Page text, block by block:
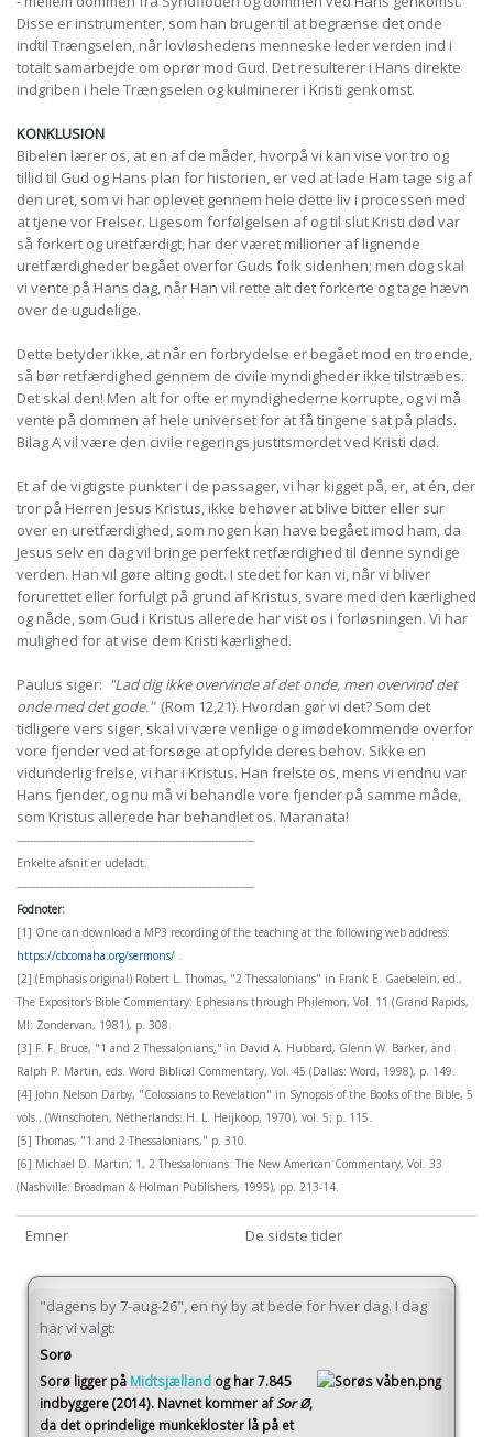
Disse er instrumenter, som han bruger til at begrænse det onde
indtil Trængselen, når lovløshedens menneske leder verden ind i
totalt samarbejde om oprør mod Gud. Det resulterer i Hans direkte
indgriben i hele Trængselen og kulminerer i Kristi genkomst.
KONKLUSION
Bibelen lærer os, at en af de måder, hvorpå vi kan vise vor tro og
tillid til Gud og Hans plan for historien, er ved at lade Ham tage sig af
den uret, som vi har oplevet gennem hele dette liv i processen med
at tjene vor Frelser. Ligesom forfølgelsen af og til slut Kristi død var
så forkert og uretfærdigt, har der været millioner af lignende
uretfærdigheder begået overfor Guds folk sidenhen; men dog skal
vi vente på Hans dag, når Han vil rette alt det forkerte og tage hævn
over de ugudelige.
Dette betyder ikke, at når en forbrydelse er begået mod en troende,
så bør retfærdighed gennem de civile myndigheder ikke tilstræbes.
Det skal den! Men alt for ofte er myndighederne korrupte, og vi må
vente på dommen af hele universet for at få tingene sat på plads.
Bilag A vil være den civile regerings justitsmordet ved Kristi død.
Et af de vigtigste punkter i de passager, vi har kigget på, er, at én, der
tror på Herren Jesus Kristus, ikke behøver at blive bitter eller sur
over en uretfærdighed, som nogen kan have begået imod ham, da
Jesus selv en dag vil bringe perfekt retfærdighed til denne syndige
verden. Han vil gøre alting godt. I stedet for kan vi, når vi bliver
forurettet eller forfulgt på grund af Kristus, svare med den kærlighed
og nåde, som Gud i Kristus allerede har vist os i forløsningen. Vi har
mulighed for at vise dem Kristi kærlighed.
Paulus siger: "Lad dig ikke overvinde af det onde, men overvind det
onde med det gode." (Rom 12,21). Hvordan gør vi det? Som det
tidligere vers siger, skal vi være venlige og imødekommende overfor
vore fjender ved at forsøge at opfylde deres behov. Sikke en
vidunderlig frelse, vi har i Kristus. Han frelste os, mens vi endnu var
Hans fjender, og nu må vi behandle vore fjender på samme måde,
som Kristus allerede har behandlet os. Maranata!
------------------------------------------------------------------------
Enkelte afsnit er udeladt.
------------------------------------------------------------------------
Fodnoter:
[1] One can download a MP3 recording of the teaching at the following web address:
https://cbcomaha.org/sermons/ .
[2] (Emphasis original) Robert L. Thomas, "2 Thessalonians" in Frank E. Gaebelein, ed.,
The Expositor's Bible Commentary: Ephesians through Philemon, Vol. 11 (Grand Rapids,
MI: Zondervan, 1981), p. 308.
[3] F. F. Bruce, "1 and 2 Thessalonians," in David A. Hubbard, Glenn W. Barker, and
Ralph P. Martin, eds. Word Biblical Commentary, Vol. 45 (Dallas: Word, 1998), p. 149.
[4] John Nelson Darby, "Colossians to Revelation" in Synopsis of the Books of the Bible, 5
vols., (Winschoten, Netherlands: H. L. Heijkoop, 1970), vol. 5; p. 115.
[5] Thomas, "1 and 2 Thessalonians," p. 310.
[6] Michael D. Martin, 1, 2 Thessalonians: The New American Commentary, Vol. 33
(Nashville: Broadman & Holman Publishers, 1995), pp. 213-14.
Emner De sidste tider
"dagens by 7-aug-26", en ny by at bede for hver dag. I dag
har vi valgt:
Sorø
Sorø ligger på Midtsjælland og har 7.845
indbyggere (2014). Navnet kommer af Sor Ø,
da det oprindelige munkekloster lå på et